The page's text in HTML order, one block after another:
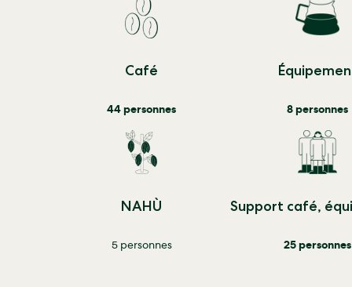
Café
44 personnes 8 personnes
NAHÙ
5 personnes
Support café,
25 personnes